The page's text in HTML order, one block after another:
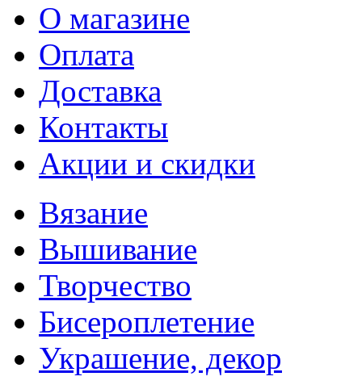
О магазине
Оплата
Доставка
Контакты
Акции и скидки
Вязание
Вышивание
Творчество
Бисероплетение
Украшение, декор